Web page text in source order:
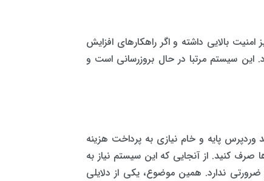
بالایی داشته و اگر راهکارهای افزایش
سیستم مرتبا در حال بروزرسانی است و
پایه و خام نیازی به پرداخت هزینه
صرف کنید. از آنجایی که این سیستم نیاز به
ندارد. همین موضوع، یکی از دلایلی